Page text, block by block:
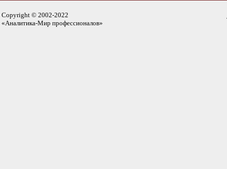
Copyright © 2002-2022
«Аналитика-Мир профессионалов»